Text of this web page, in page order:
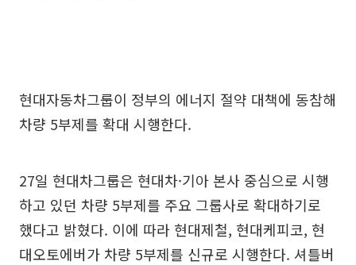
현대자동차그룹이 정부의 에너지 절약 대책에 동참해
차량 5부제를 확대 시행한다.
27일 현대차그룹은 현대차·기아 본사 중심으로 시행
하고 있던 차량 5부제를 주요 그룹사로 확대하기로
했다고 밝혔다. 이에 따라 현대제철, 현대케피코, 현
대오토에버가 차량 5부제를 신규로 시행한다. 셔틀버